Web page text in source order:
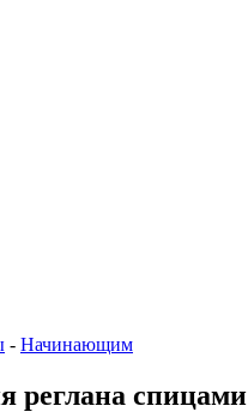
- Начинающим
реглана спицами